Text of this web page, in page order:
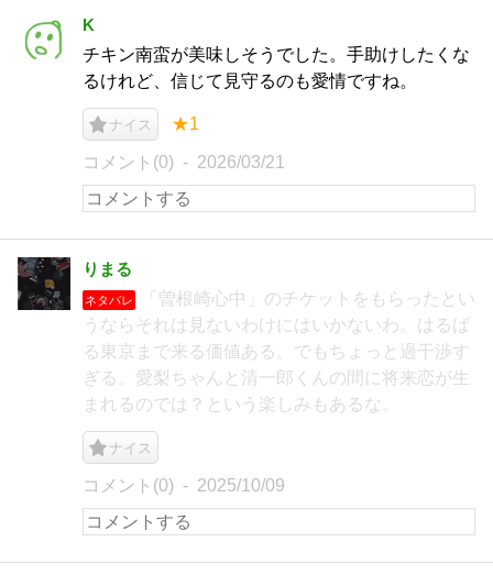
K
チキン南蛮が美味しそうでした。手助けしたくな
るけれど、信じて見守るのも愛情ですね。
ナイス ★1
コメント(0) 2026/03/21
りまる
ネタバレ
「曽根崎心中」のチケットをもらったとい
うならそれは見ないわけにはいかないわ。はるば
る東京まで来る価値ある。でもちょっと過干渉す
ぎる。愛梨ちゃんと清一郎くんの間に将来恋が生
まれるのでは？という楽しみもあるな。
ナイス
コメント(0) 2025/10/09